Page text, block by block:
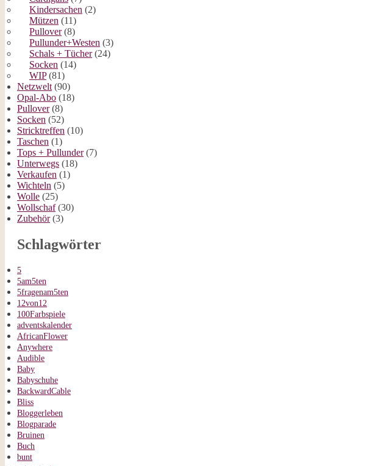
Kindersachen (2)
Mützen (11)
Pullover(8)
Pullunder+Westen (3)
Schals + Tücher(24)
Socken (14)
WIP(81)
Netzwelt (90)
Opal-Abo (18)
Pullover(8)
Socken (52)
Stricktreffen (10)
Taschen (1)
Tops + Pullunder(7)
Unterwegs (18)
Verkaufen (1)
Wichteln (5)
Wolle (25)
Wollschaf(30)
Zubehör(3)
Schlagwörter
5
5am5ten
5fragenam5ten
12von12
100Farbspiele
adventskalender
AfricanFlower
Anywhere
Audible
Baby
Babyschuhe
BackwardCable
Bliss
Bloggerleben
Blogparade
Bruinen
Buch
bunt